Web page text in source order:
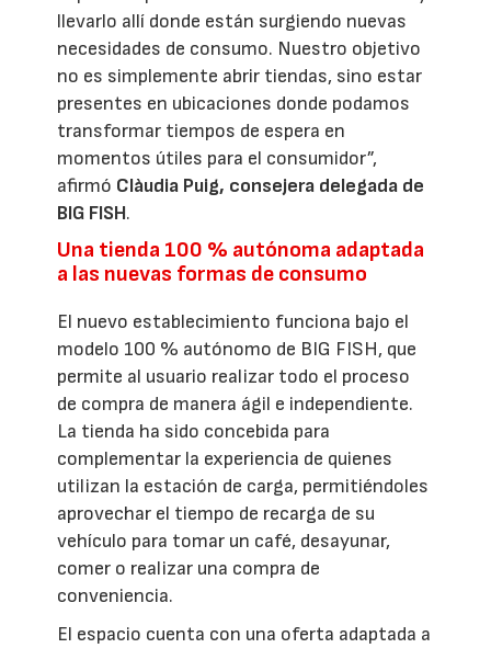
llevarlo allí donde están surgiendo nuevas
necesidades de consumo. Nuestro objetivo
no es simplemente abrir tiendas, sino estar
presentes en ubicaciones donde podamos
transformar tiempos de espera en
momentos útiles para el consumidor”,
afirmó Clàudia Puig, consejera delegada de
BIG FISH.
Una tienda 100 % autónoma adaptada
a las nuevas formas de consumo
El nuevo establecimiento funciona bajo el
modelo 100 % autónomo de BIG FISH, que
permite al usuario realizar todo el proceso
de compra de manera ágil e independiente.
La tienda ha sido concebida para
complementar la experiencia de quienes
utilizan la estación de carga, permitiéndoles
aprovechar el tiempo de recarga de su
vehículo para tomar un café, desayunar,
comer o realizar una compra de
conveniencia.
El espacio cuenta con una oferta adaptada a